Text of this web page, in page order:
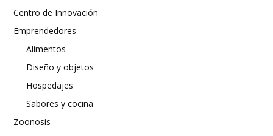
Centro de Innovación
Emprendedores
Alimentos
Diseño y objetos
Hospedajes
Sabores y cocina
Zoonosis